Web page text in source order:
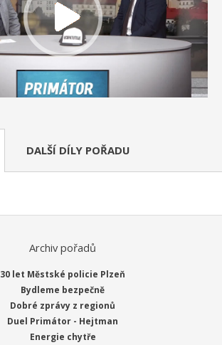
DALŠÍ DÍLY POŘADU
Archiv pořadů
30 let Městské policie Plzeň
Bydleme bezpečně
Dobré zprávy z regionů
Duel Primátor - Hejtman
Energie chytře